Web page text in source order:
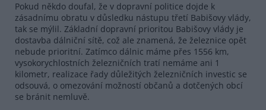
Pokud někdo doufal, že v dopravní politice dojde k
zásadnímu obratu v důsledku nástupu třetí Babišovy vlády,
tak se mýlil. Základní dopravní prioritou Babišovy vlády je
dostavba dálniční sítě, což ale znamená, že železnice opět
nebude prioritní. Zatímco dálnic máme přes 1556 km,
vysokorychlostních železničních tratí nemáme ani 1
kilometr, realizace řady důležitých železničních investic se
odsouvá, o omezování možností občanů a dotčených obcí
se bránit nemluvě.